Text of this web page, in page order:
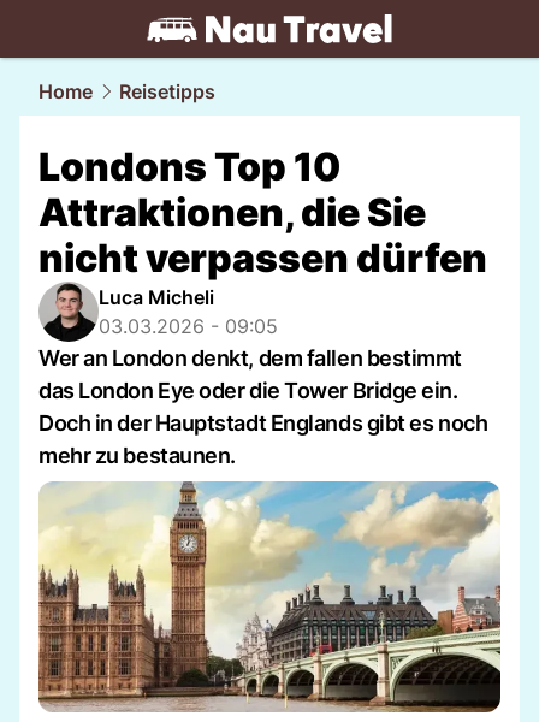
travel.NAU.ch
Home Reisetipps
Londons Top 10
Attraktionen, die Sie
nicht verpassen dürfen
Luca Micheli
03.03.2026 - 09:05
Wer an London denkt, dem fallen bestimmt
das London Eye oder die Tower Bridge ein.
Doch in der Hauptstadt Englands gibt es noch
mehr zu bestaunen.